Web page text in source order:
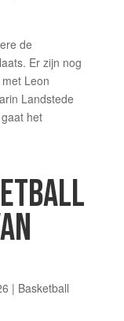
de
Er zijn nog
Leon
Landstede
het
| Basketball